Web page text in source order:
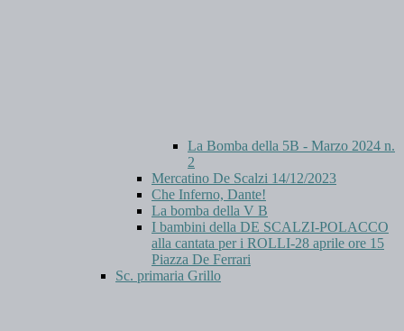
La Bomba della 5B - Marzo 2024 n.
2
Mercatino De Scalzi 14/12/2023
Che Inferno, Dante!
La bomba della V B
I bambini della DE SCALZI-POLACCO
alla cantata per i ROLLI-28 aprile ore 15
Piazza De Ferrari
Sc. primaria Grillo